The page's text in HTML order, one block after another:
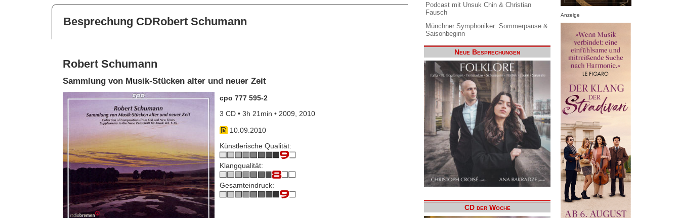
Besprechung CDRobert Schumann
Robert Schumann
Sammlung von Musik-Stücken alter und neuer Zeit
cpo 777 595-2
3 CD • 3h 21min • 2009, 2010
10.09.2010
Künstlerische Qualität:
Klangqualität:
Gesamteindruck:
Podcast mit Unsuk Chin & Christian
Fausch
Münchner Symphoniker: Sommerpause &
Saisonbeginn
Neue Besprechungen
CD der Woche
Anzeige